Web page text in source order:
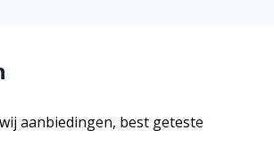
aanbiedingen, best geteste